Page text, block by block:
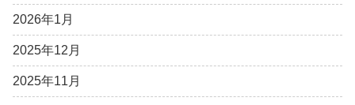
2026年1月
2025年12月
2025年11月